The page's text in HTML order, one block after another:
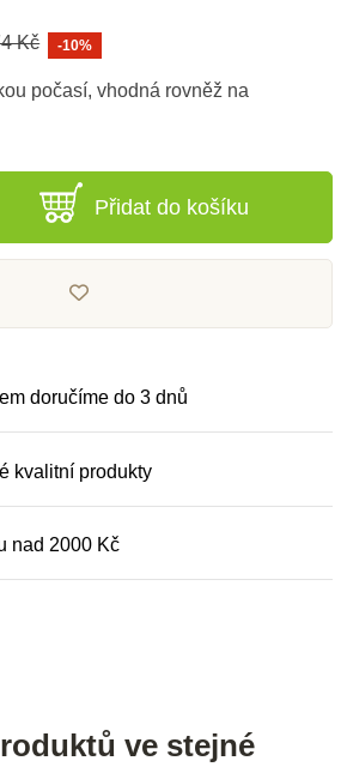
Kč -10%
počasí, vhodná rovněž na
Přidat do košíku
doručíme do 3 dnů
kvalitní produkty
nad 2000 Kč
ve stejné